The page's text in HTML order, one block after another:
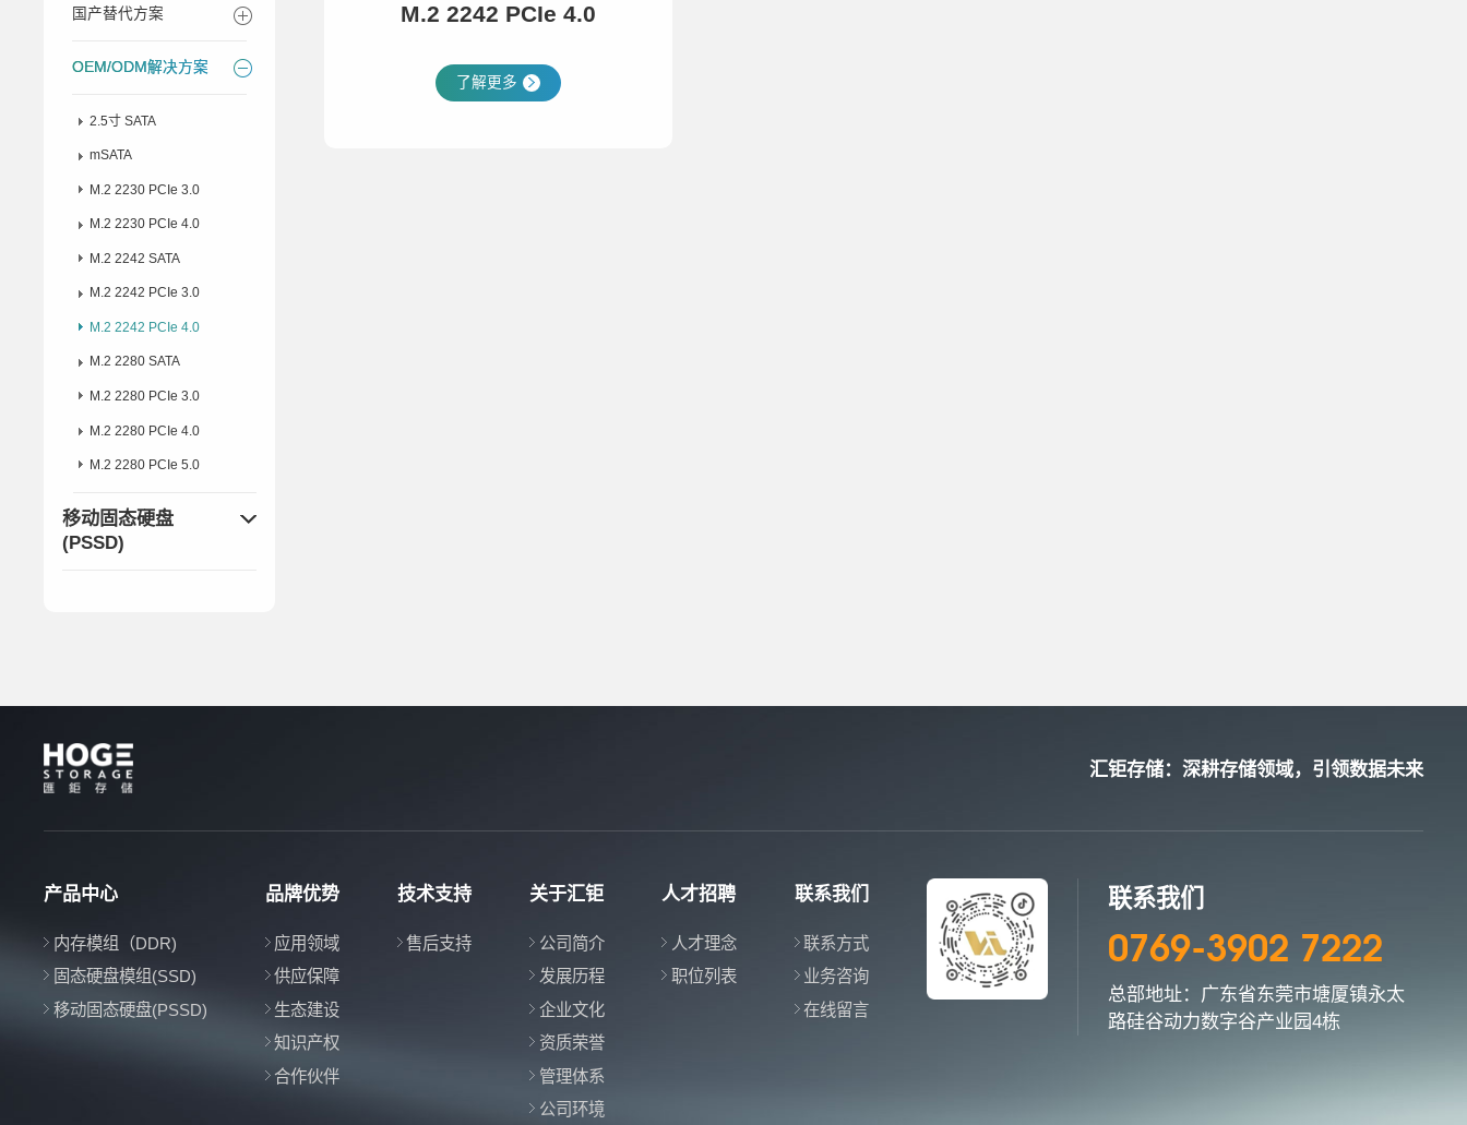
国产替代方案
OEM/ODM解决方案
2.5寸 SATA
mSATA
M.2 2230 PCIe 3.0
M.2 2230 PCIe 4.0
M.2 2242 SATA
M.2 2242 PCIe 3.0
M.2 2242 PCIe 4.0
M.2 2280 SATA
M.2 2280 PCIe 3.0
M.2 2280 PCIe 4.0
M.2 2280 PCIe 5.0
移动固态硬盘
(PSSD)
M.2 2242 PCIe 4.0
了解更多
汇钜存储：深耕存储领域，引领数据未来
产品中心
内存模组（DDR)
固态硬盘模组(SSD)
移动固态硬盘(PSSD)
品牌优势
应用领域
供应保障
生态建设
知识产权
合作伙伴
技术支持
售后支持
关于汇钜
公司简介
发展历程
企业文化
资质荣誉
管理体系
公司环境
人才招聘
人才理念
职位列表
联系我们
联系方式
业务咨询
在线留言
联系我们
0769-3902 7222
总部地址：广东省东莞市塘厦镇永太
路硅谷动力数字谷产业园4栋